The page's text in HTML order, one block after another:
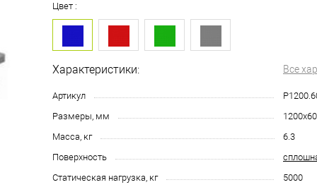
Цвет :
Характеристики: Все
Артикул
Размеры, мм
Масса, кг
6.3
Поверхность
Статическая нагрузка, кг
5000